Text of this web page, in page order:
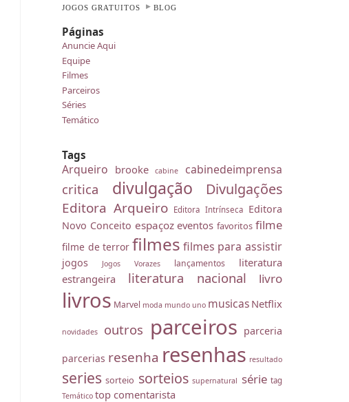
JOGOS GRATUITOS BLOG
Páginas
Anuncie Aqui
Equipe
Filmes
Parceiros
Séries
Temático
Tags
Arqueiro brooke cabine cabinedeimprensa
critica divulgação Divulgações
Editora Arqueiro Editora Intrínseca Editora
Novo Conceito espaçoz eventos favoritos filme
filme de terror filmes filmes para assistir
jogos Jogos Vorazes lançamentos
literatura
estrangeira
literatura nacional livro
livros Marvel moda mundo uno musicas Netflix
novidades outros parceiros parceria
parcerias resenha resenhas resultado
series sorteio sorteios supernatural série tag
Temático top comentarista